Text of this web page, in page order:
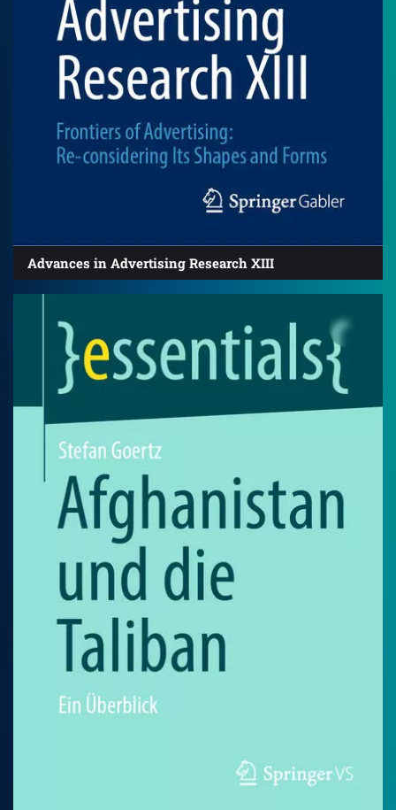
Advances in Advertising Research XIII